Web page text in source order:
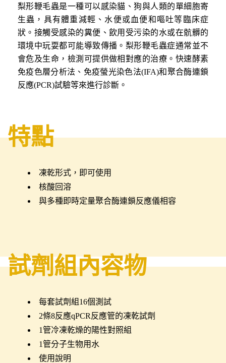
梨形鞭毛蟲是一種可以感染貓、狗與人類的單細胞寄
生蟲，具有體重減輕、水便或血便和嘔吐等臨床症
狀。接觸受感染的糞便、飲用受污染的水或在骯髒的
環境中玩耍都可能導致傳播。梨形鞭毛蟲症通常並不
會危及生命，檢測可提供做相對應的治療。快速酵素
免疫色層分析法、免疫螢光染色法(IFA)和聚合酶連鎖
反應(PCR)試驗等來進行診斷。
特點
凍乾形式，即可使用
核酸回溶
與多種即時定量聚合酶連鎖反應儀相容
試劑組內容物
每套試劑組16個測試
2條8反應qPCR反應管的凍乾試劑
1管冷凍乾燥的陽性對照組
1管分子生物用水
使用說明